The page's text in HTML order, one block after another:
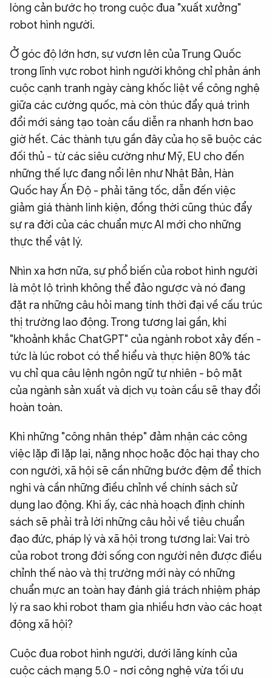
lòng cản bước họ trong cuộc đua "xuất xưởng"
robot hình người.
Ở góc độ lớn hơn, sự vươn lên của Trung Quốc
trong lĩnh vực robot hình người không chỉ phản ánh
cuộc cạnh tranh ngày càng khốc liệt về công nghệ
giữa các cường quốc, mà còn thúc đẩy quá trình
đổi mới sáng tạo toàn cầu diễn ra nhanh hơn bao
giờ hết. Các thành tựu gần đây của họ sẽ buộc các
đối thủ - từ các siêu cường như Mỹ, EU cho đến
những thế lực đang nổi lên như Nhật Bản, Hàn
Quốc hay Ấn Độ - phải tăng tốc, dẫn đến việc
giảm giá thành linh kiện, đồng thời cũng thúc đẩy
sự ra đời của các chuẩn mực AI mới cho những
thực thể vật lý.
Nhìn xa hơn nữa, sự phổ biến của robot hình người
là một lộ trình không thể đảo ngược và nó đang
đặt ra những câu hỏi mang tính thời đại về cấu trúc
thị trường lao động. Trong tương lai gần, khi
"khoảnh khắc ChatGPT" của ngành robot xảy đến -
tức là lúc robot có thể hiểu và thực hiện 80% tác
vụ chỉ qua câu lệnh ngôn ngữ tự nhiên - bộ mặt
của ngành sản xuất và dịch vụ toàn cầu sẽ thay đổi
hoàn toàn.
Khi những "công nhân thép" đảm nhận các công
việc lặp đi lặp lại, nặng nhọc hoặc độc hại thay cho
con người, xã hội sẽ cần những bước đệm để thích
nghi và cần những điều chỉnh về chính sách sử
dụng lao động. Khi ấy, các nhà hoạch định chính
sách sẽ phải trả lời những câu hỏi về tiêu chuẩn
đạo đức, pháp lý và xã hội trong tương lai: Vai trò
của robot trong đời sống con người nên được điều
chỉnh thế nào và thị trường mới này có những
chuẩn mực an toàn hay đánh giá trách nhiệm pháp
lý ra sao khi robot tham gia nhiều hơn vào các hoạt
động xã hội?
Cuộc đua robot hình người, dưới lăng kính của
cuộc cách mạng 5.0 - nơi công nghệ vừa tối ưu